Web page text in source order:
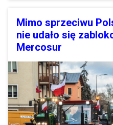
Mimo sprzeciwu
nie udało się
Mercosur